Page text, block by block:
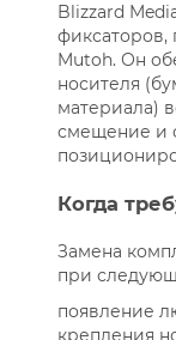
Blizzard
фиксаторов,
Mutoh. Он
носителя
материала)
смещение и
Когда
Замена
при
появление
крепления